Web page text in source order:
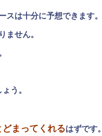
は十分に予想できます。
ません。
う。
まってくれるはずです。